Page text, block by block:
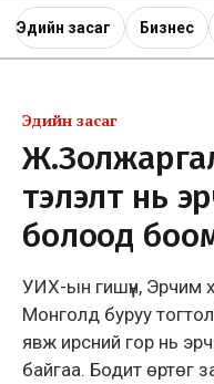
Эдийн засаг Бизнес
Эдийн засаг
тэлэлт нь
болоод
УИХ-ын гишүүн, Эрчим
Монголд буруу
явж ирсний гор нь
байгаа. Бодит өртөг